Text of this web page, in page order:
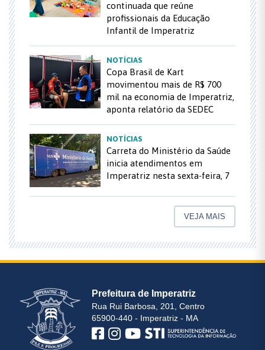
continuada que reúne
profissionais da Educação
Infantil de Imperatriz
NOTÍCIAS
Copa Brasil de Kart
movimentou mais de R$ 700
mil na economia de Imperatriz,
aponta relatório da SEDEC
NOTÍCIAS
Carreta do Ministério da Saúde
inicia atendimentos em
Imperatriz nesta sexta-feira, 7
VEJA MAIS
Prefeitura de Imperatriz
Rua Rui Barbosa, 201, Centro
65900-440 - Imperatriz - MA